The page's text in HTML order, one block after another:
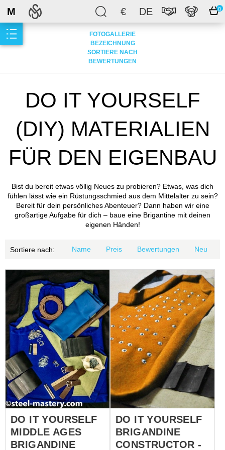
€ DE 0
M
FOTOGALLERIE
BEZEICHNUNG
SORTIERE NACH
BEWERTUNGEN
DO IT YOURSELF
(DIY) MATERIALIEN
FÜR DEN EIGENBAU
Bist du bereit etwas völlig Neues zu probieren? Etwas, was dich
fühlen lässt wie ein Rüstungsschmied aus dem Mittelalter zu sein?
Bereit für dein persönliches Abenteuer? Dann haben wir eine
großartige Aufgabe für dich – baue eine Brigantine mit deinen
eigenen Händen!
Sortiere nach: Name Preis Bewertungen Neu
DO IT YOURSELF
MIDDLE AGES
BRIGANDINE
DO IT YOURSELF
BRIGANDINE
CONSTRUCTOR -